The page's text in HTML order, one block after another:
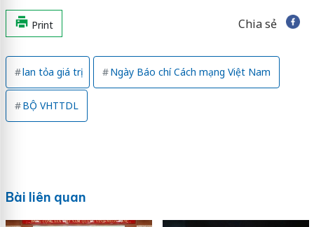
Print Chia sẻ
lan tỏa giá trị Ngày Báo chí Cách mạng Việt Nam
BỘ VHTTDL
Bài liên quan